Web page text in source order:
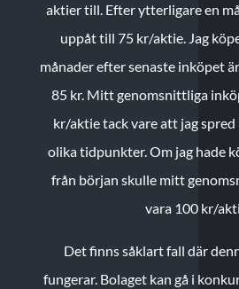
aktier till. Efter ytterligare en
uppåt till 75 kr/aktie. Jag
månader efter senaste inköpet
85 kr. Mitt genomsnittliga
kr/aktie tack vare att jag
olika tidpunkter. Om jag hade
från början skulle mitt
vara 100 kr/
Det finns såklart fall där
fungerar. Bolaget kan gå i